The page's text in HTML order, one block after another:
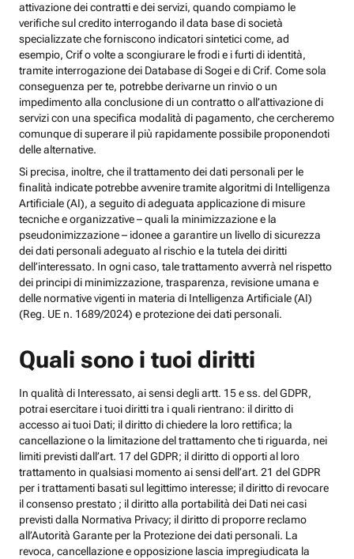
attivazione dei contratti e dei servizi, quando compiamo le
verifiche sul credito interrogando il data base di società
specializzate che forniscono indicatori sintetici come, ad
esempio, Crif o volte a scongiurare le frodi e i furti di identità,
tramite interrogazione dei Database di Sogei e di Crif. Come sola
conseguenza per te, potrebbe derivarne un rinvio o un
impedimento alla conclusione di un contratto o all’attivazione di
servizi con una specifica modalità di pagamento, che cercheremo
comunque di superare il più rapidamente possibile proponendoti
delle alternative.
Si precisa, inoltre, che il trattamento dei dati personali per le
finalità indicate potrebbe avvenire tramite algoritmi di Intelligenza
Artificiale (AI), a seguito di adeguata applicazione di misure
tecniche e organizzative – quali la minimizzazione e la
pseudonimizzazione – idonee a garantire un livello di sicurezza
dei dati personali adeguato al rischio e la tutela dei diritti
dell’interessato. In ogni caso, tale trattamento avverrà nel rispetto
dei principi di minimizzazione, trasparenza, revisione umana e
delle normative vigenti in materia di Intelligenza Artificiale (AI)
(Reg. UE n. 1689/2024) e protezione dei dati personali.
Quali sono i tuoi diritti
In qualità di Interessato, ai sensi degli artt. 15 e ss. del GDPR,
potrai esercitare i tuoi diritti tra i quali rientrano: il diritto di
accesso ai tuoi Dati; il diritto di chiedere la loro rettifica; la
cancellazione o la limitazione del trattamento che ti riguarda, nei
limiti previsti dall’art. 17 del GDPR; il diritto di opporti al loro
trattamento in qualsiasi momento ai sensi dell’art. 21 del GDPR
per i trattamenti basati sul legittimo interesse; il diritto di revocare
il consenso prestato ; il diritto alla portabilità dei Dati nei casi
previsti dalla Normativa Privacy; il diritto di proporre reclamo
all’Autorità Garante per la Protezione dei dati personali. La
revoca, cancellazione e opposizione lascia impregiudicata la